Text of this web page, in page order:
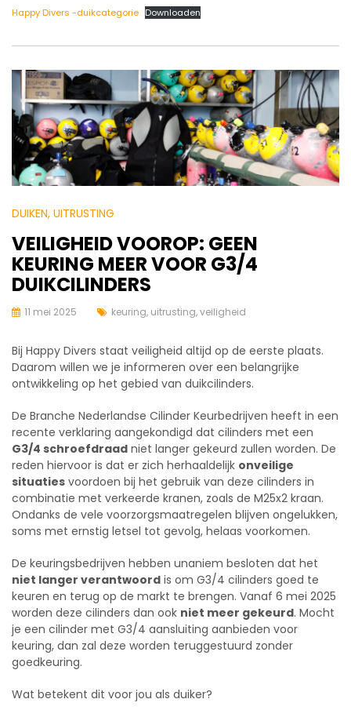
Happy Divers -duikcategorie Downloaden
DUIKEN, UITRUSTING
VEILIGHEID VOOROP: GEEN
KEURING MEER VOOR G3/4
DUIKCILINDERS
11 mei 2025 keuring, uitrusting,veiligheid
Bij Happy Divers staat veiligheid altijd op de eerste plaats.
Daarom willen we je informeren over een belangrijke
ontwikkeling op het gebied van duikcilinders.
De Branche Nederlandse Cilinder Keurbedrijven heeft in een
recente verklaring aangekondigd dat cilinders met een
G3/4 schroefdraad niet langer gekeurd zullen worden. De
reden hiervoor is dat er zich herhaaldelijk onveilige
situaties voordoen bij het gebruik van deze cilinders in
combinatie met verkeerde kranen, zoals de M25x2 kraan.
Ondanks de vele voorzorgsmaatregelen blijven ongelukken,
soms met ernstig letsel tot gevolg, helaas voorkomen.
De keuringsbedrijven hebben unaniem besloten dat het
niet langer verantwoord is om G3/4 cilinders goed te
keuren en terug op de markt te brengen. Vanaf 6 mei 2025
worden deze cilinders dan ook niet meer gekeurd. Mocht
je een cilinder met G3/4 aansluiting aanbieden voor
keuring, dan zal deze worden teruggestuurd zonder
goedkeuring.
Wat betekent dit voor jou als duiker?